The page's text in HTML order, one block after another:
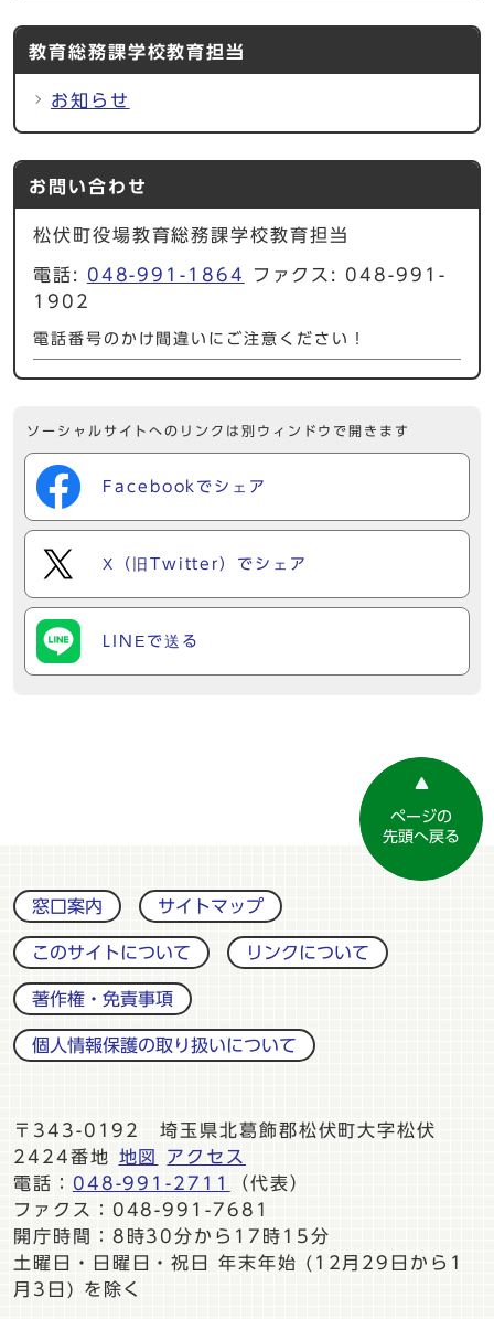
教育総務課学校教育担当
お知らせ
お問い合わせ
松伏町役場教育総務課学校教育担当
電話: 048-991-1864
ファクス: 048-991-
1902
電話番号のかけ間違いにご注意ください！
ソーシャルサイトへのリンクは別ウィンドウで開きます
Facebookでシェア
X（旧Twitter）でシェア
LINEで送る
ページの
先頭へ戻る
窓口案内 サイトマップ
このサイトについて リンクについて
著作権・免責事項
個人情報保護の取り扱いについて
〒343-0192 埼玉県北葛飾郡松伏町大字松伏
2424番地
地図
アクセス
電話： 048-991-2711
（代表）
ファクス：048-991-7681
開庁時間：8時30分から17時15分
土曜日・日曜日・祝日 年末年始 (12月29日から1
月3日) を除く